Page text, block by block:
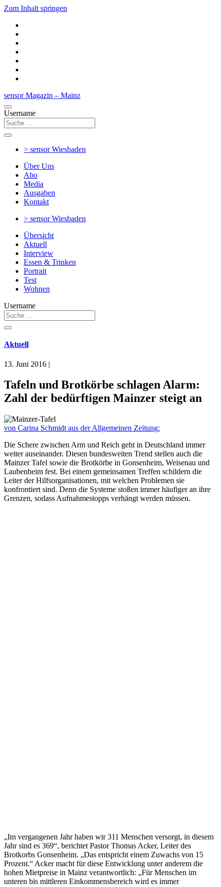
Zum Inhalt springen
sensor Magazin – Mainz
Username
> sensorWiesbaden
Über Uns
Abo
Media
Ausgaben
Kontakt
> sensorWiesbaden
Übersicht
Aktuell
Interview
Essen & Trinken
Portrait
Test
Wohnen
Username
Aktuell
13. Juni 2016 |
Tafeln und Brotkörbe schlagen Alarm:
Zahl der bedürftigen Mainzer steigt an
von Carina Schmidt aus der Allgemeinen Zeitung:
Die Schere zwischen Arm und Reich geht in Deutschland immer
weiter auseinander. Diesen bundesweiten Trend stellen auch die
Mainzer Tafel sowie die Brotkörbe in Gonsenheim, Weisenau und
Laubenheim fest. Bei einem gemeinsamen Treffen schildern die
Leiter der Hilfsorganisationen, mit welchen Problemen sie
konfrontiert sind. Denn die Systeme stoßen immer häufiger an ihre
Grenzen, sodass Aufnahmestopps verhängt werden müssen.
„Im vergangenen Jahr haben wir 311 Menschen versorgt, in diesem
Jahr sind es 369“, berichtet Pastor Thomas Acker, Leiter des
Brotkorbs Gonsenheim. „Das entspricht einem Zuwachs von 15
Prozent.“ Acker macht für diese Entwicklung unter anderem die
hohen Mietpreise in Mainz verantwortlich: „Für Menschen im
unteren bis mittleren Einkommensbereich wird es immer